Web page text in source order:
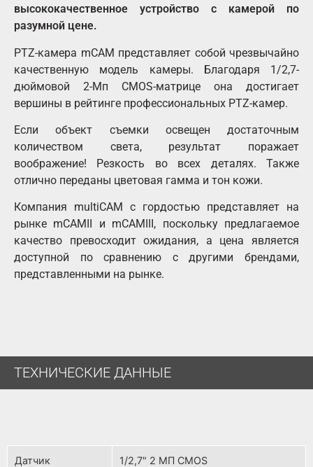
высококачественное устройство с камерой по
разумной цене.
PTZ-камера mCAM представляет собой чрезвычайно
качественную модель камеры. Благодаря 1/2,7-
дюймовой 2-Мп CMOS-матрице она достигает
вершины в рейтинге профессиональных PTZ-камер.
Если объект съемки освещен достаточным
количеством света, результат поражает
воображение! Резкость во всех деталях. Также
отлично переданы цветовая гамма и тон кожи.
Компания multiCAM с гордостью представляет на
рынке mCAMII и mCAMIII, поскольку предлагаемое
качество превосходит ожидания, а цена является
доступной по сравнению с другими брендами,
представленными на рынке.
ТЕХНИЧЕСКИЕ ДАННЫЕ
Датчик 1/2,7" 2 МП CMOS